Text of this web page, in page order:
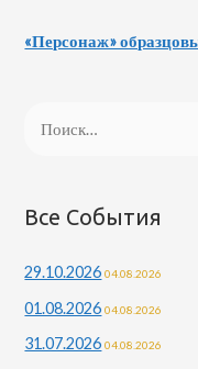
«Персонаж»
т
:
Все События
29.10.2026 04.08.2026
01.08.2026 04.08.2026
31.07.2026 04.08.2026